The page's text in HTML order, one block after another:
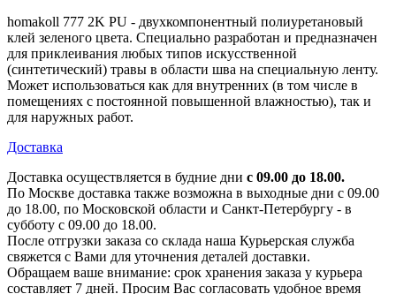
homakoll 777 2K PU - двухкомпонентный полиуретановый
клей зеленого цвета. Специально разработан и предназначен
для приклеивания любых типов искусственной
(синтетический) травы в области шва на специальную ленту.
Может использоваться как для внутренних (в том числе в
помещениях с постоянной повышенной влажностью), так и
для наружных работ.
Доставка
Доставка осуществляется в будние дни с 09.00 до 18.00.
По Москве доставка также возможна в выходные дни с 09.00
до 18.00, по Московской области и Санкт-Петербургу - в
субботу с 09.00 до 18.00.
После отгрузки заказа со склада наша Курьерская служба
свяжется с Вами для уточнения деталей доставки.
Обращаем ваше внимание: срок хранения заказа у курьера
составляет 7 дней. Просим Вас согласовать удобное время